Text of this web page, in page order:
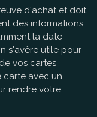
d'achat et doit
des informations
la date
s'avère utile pour
vos cartes
carte avec un
rendre votre